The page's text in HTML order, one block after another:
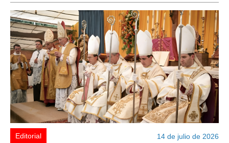
Editorial
14 de julio de 2026